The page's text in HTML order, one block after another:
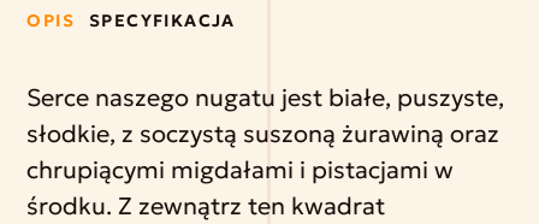
OPIS SPECYFIKACJA
Serce naszego nugatu jest białe, puszyste,
słodkie, z soczystą suszoną żurawiną oraz
chrupiącymi migdałami i pistacjami w
środku. Z zewnątrz ten kwadrat